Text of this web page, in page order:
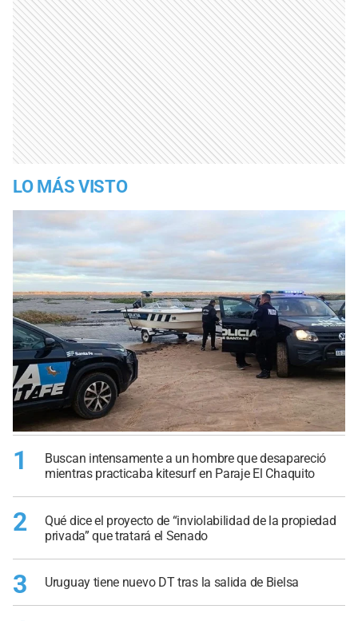
LO MÁS VISTO
1
Buscan intensamente a un hombre que desapareció
mientras practicaba kitesurf en Paraje El Chaquito
2
Qué dice el proyecto de “inviolabilidad de la propiedad
privada” que tratará el Senado
3 Uruguay tiene nuevo DT tras la salida de Bielsa